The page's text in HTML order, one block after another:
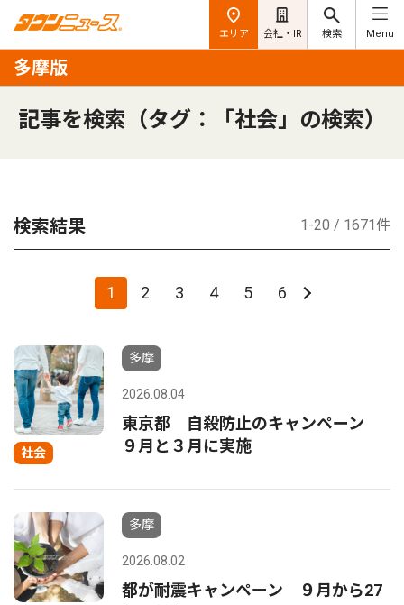
エリア 会社・IR 検索 Menu
多摩版
記事を検索（タグ：「社会」の検索）
検索結果 1-20 / 1671件
1 2 3 4 5 6
社会
多摩
2026.08.04
東京都 自殺防止のキャンペーン
９月と３月に実施
多摩
2026.08.02
都が耐震キャンペーン ９月から27